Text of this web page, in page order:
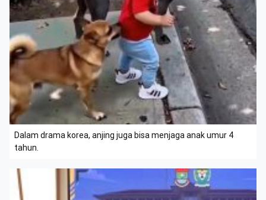
Dalam drama korea, anjing juga bisa menjaga anak umur 4
tahun.